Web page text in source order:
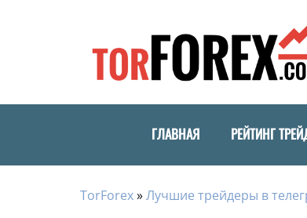
ГЛАВНАЯ РЕЙТИНГ
TorForex»Лучшие трейдеры в